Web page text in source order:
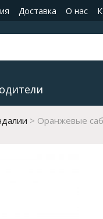
Доставка О нас
Оранжевые